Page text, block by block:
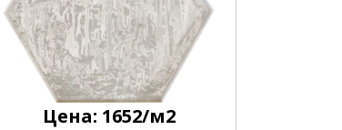
Цена: 1652/м2